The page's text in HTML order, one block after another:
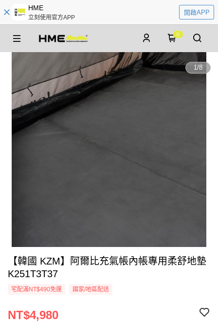
HME
立刻使用官方APP
開啟APP
0
1/8
【韓國 KZM】阿爾比充氣帳內帳專用柔舒地墊
K251T3T37
宅配滿NT$490免運 國家/地區配送
NT$4,980